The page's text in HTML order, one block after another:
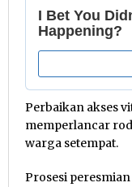
Perbaikan akses
memperlancar
warga setempat.
Prosesi